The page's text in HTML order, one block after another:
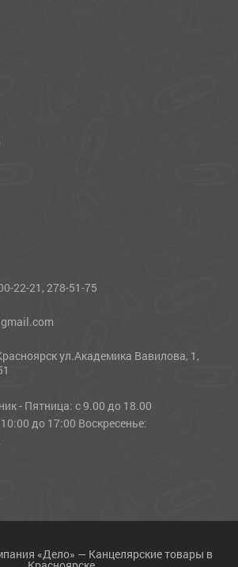
22-21, 278-51-75
ул.Академика Вавилова, 1,
- Пятница: с 9.00 до 18.00
до 17:00 Воскресенье:
«Дело» — Канцелярские товары в